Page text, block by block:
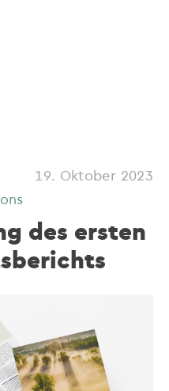
19. Oktober 2023
des ersten